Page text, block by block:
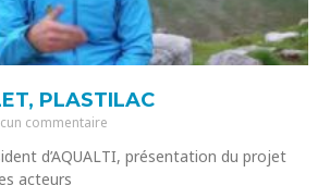
PLASTILAC
commentaire
d’AQUALTI, présentation du projet
acteurs